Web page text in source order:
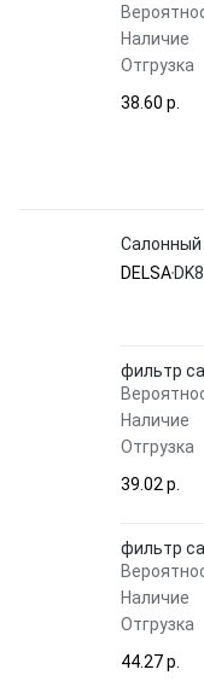
Наличие
Отгрузка
38.60 p.
Салонный
DELSA
фильтр
Наличие
Отгрузка
39.02 p.
фильтр
Наличие
Отгрузка
44.27 p.